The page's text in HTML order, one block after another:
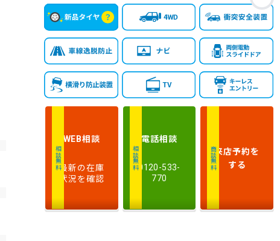
相談無料
WEB相談
最新の在庫
状況を確認
相談無料
電話相談
0120-533-
770
商談無料来店予約を
する